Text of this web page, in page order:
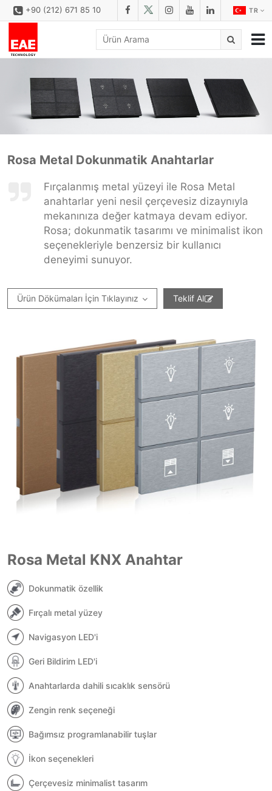
TR
+90 (212) 671 85 10
ÇÖZÜMLER
ÜRÜN AİLESİ
İNDİRME MERKEZİ
KONFİGÜRATÖR
REFERANSLAR
İLETİŞİM
İLETİŞİM FORMU
Rosa Metal Dokunmatik Anahtarlar
Fırçalanmış metal yüzeyi ile Rosa Metal
anahtarlar yeni nesil çerçevesiz dizaynıyla
mekanınıza değer katmaya devam ediyor.
Rosa; dokunmatik tasarımı ve minimalist ikon
seçenekleriyle benzersiz bir kullanıcı
deneyimi sunuyor.
Ürün Dökümaları İçin Tıklayınız Teklif Al
Rosa Metal KNX Anahtar
Dokunmatik özellik
Fırçalı metal yüzey
Navigasyon LED'i
Geri Bildirim LED'i
Anahtarlarda dahili sıcaklık sensörü
Zengin renk seçeneği
Bağımsız programlanabilir tuşlar
İkon seçenekleri
Çerçevesiz minimalist tasarım